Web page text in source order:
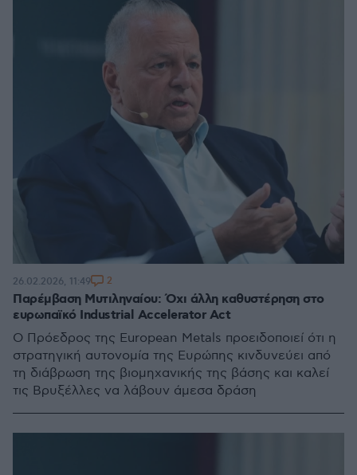
Παρέμβαση Μυτιληναίου: Όχι άλλη καθυστέρηση στο
ευρωπαϊκό Industrial Accelerator Act
Ο Πρόεδρος της European Metals προειδοποιεί ότι η
στρατηγική αυτονομία της Ευρώπης κινδυνεύει από
τη διάβρωση της βιομηχανικής της βάσης και καλεί
τις Βρυξέλλες να λάβουν άμεσα δράση
26.02.2026, 11:49 2